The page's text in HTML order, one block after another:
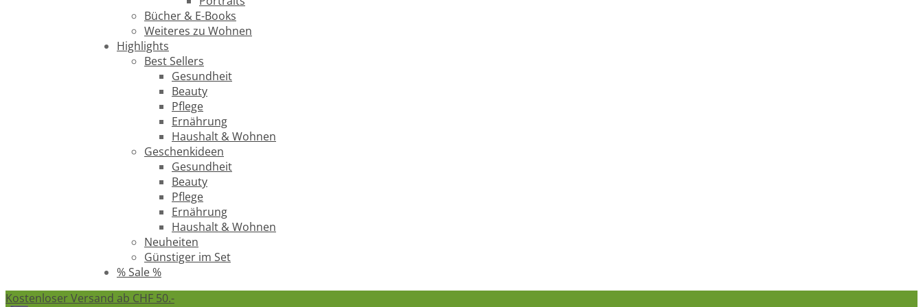
Bücher & E-Books
Weiteres zu Wohnen
Highlights
Best Sellers
Gesundheit
Beauty
Pflege
Ernährung
Haushalt & Wohnen
Geschenkideen
Gesundheit
Beauty
Pflege
Ernährung
Haushalt & Wohnen
Neuheiten
Günstiger im Set
% Sale %
Kostenloser Versand ab CHF 50.-